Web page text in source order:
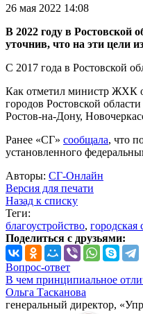
26 мая 2022 14:08
В 2022 году в Ростовской
уточнив, что на эти цели
С 2017 года в Ростовской
Как отметил министр ЖХК
городов Ростовской
Ростов-на-Дону,
Ранее «СГ» сообщала, что
установленного
Авторы: СГ-Онлайн
Версия для печати
Назад к списку
Теги:
благоустройство, городская
Поделиться с друзьями:
Вопрос-ответ
В чем принципиальное
Ольга Тасканова
генеральный директор,